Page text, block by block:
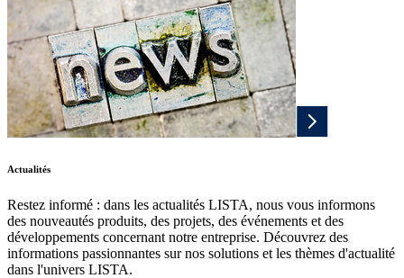
Actualités
Restez informé : dans les actualités LISTA, nous vous informons
des nouveautés produits, des projets, des événements et des
développements concernant notre entreprise. Découvrez des
informations passionnantes sur nos solutions et les thèmes d'actualité
dans l'univers LISTA.